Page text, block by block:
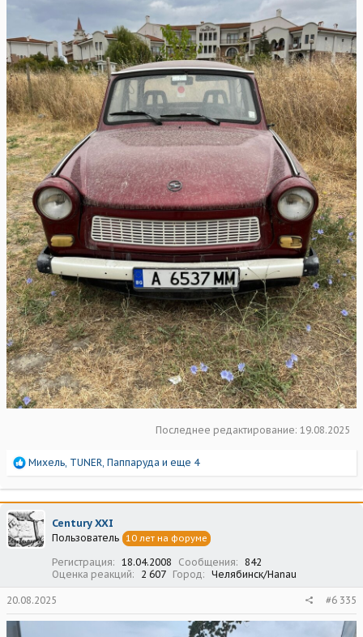
Последнее редактирование: 19.08.2025
Р
а
к
ц
и
и
Михель, TUNER, Паппаруда и еще 4
Century XXI
Пользователь 10 лет на форуме
Регистрация 18.04.2008 Сообщения
842
Оценка реакций
2 607 Город Челябинск/Hanau
20.08.2025 #6 335